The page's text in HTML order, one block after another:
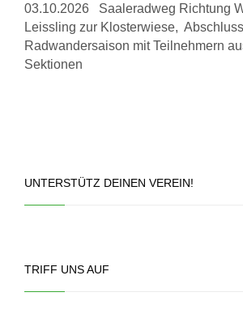
03.10.2026 Saaleradweg Richtung
Leissling zur Klosterwiese,
Radwandersaison mit Teilnehmern
Sektionen
UNTERSTÜTZ DEINEN VEREIN!
TRIFF UNS AUF